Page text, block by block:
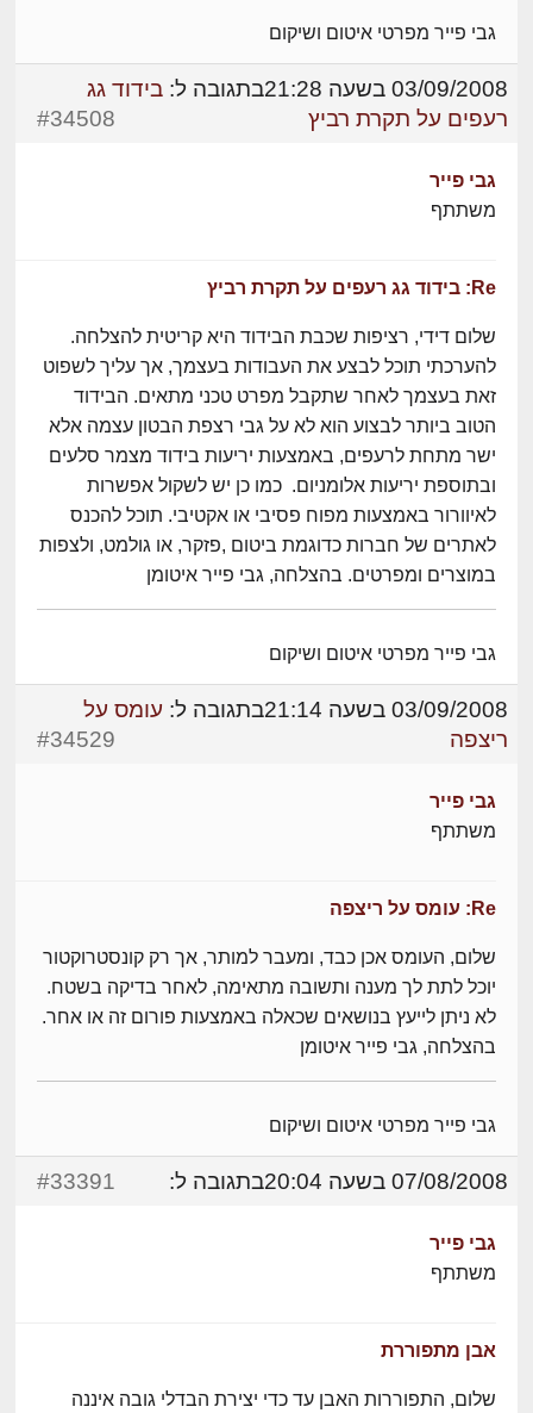
גבי פייר מפרטי איטום ושיקום
03/09/2008 בשעה 21:28 בתגובה ל: בידוד גג
רעפים על תקרת רביץ
#34508
גבי פייר
משתתף
Re: בידוד גג רעפים על תקרת רביץ
שלום דידי, רציפות שכבת הבידוד היא קריטית להצלחה.
להערכתי תוכל לבצע את העבודות בעצמך, אך עליך לשפוט
זאת בעצמך לאחר שתקבל מפרט טכני מתאים. הבידוד
הטוב ביותר לבצוע הוא לא על גבי רצפת הבטון עצמה אלא
ישר מתחת לרעפים, באמצעות יריעות בידוד מצמר סלעים
ובתוספת יריעות אלומניום. כמו כן יש לשקול אפשרות
לאיוורור באמצעות מפוח פסיבי או אקטיבי. תוכל להכנס
לאתרים של חברות כדוגמת ביטום ,פזקר, או גולמט, ולצפות
במוצרים ומפרטים. בהצלחה, גבי פייר איטומן
גבי פייר מפרטי איטום ושיקום
03/09/2008 בשעה 21:14 בתגובה ל: עומס על
ריצפה
#34529
גבי פייר
משתתף
Re: עומס על ריצפה
שלום, העומס אכן כבד, ומעבר למותר, אך רק קונסטרוקטור
יוכל לתת לך מענה ותשובה מתאימה, לאחר בדיקה בשטח.
לא ניתן לייעץ בנושאים שכאלה באמצעות פורום זה או אחר.
בהצלחה, גבי פייר איטומן
גבי פייר מפרטי איטום ושיקום
07/08/2008 בשעה 20:04 בתגובה ל: #33391
גבי פייר
משתתף
אבן מתפוררת
שלום, התפוררות האבן עד כדי יצירת הבדלי גובה איננה